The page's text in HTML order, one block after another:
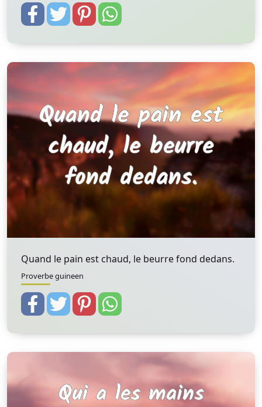
Quand le pain est chaud, le beurre fond dedans.
Proverbe guineen